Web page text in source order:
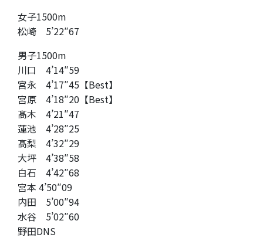
女子1500m
松崎 5’22″67
男子1500m
川口 4’14″59
宮永 4’17″45【Best】
宮原 4’18″20【Best】
髙木 4’21″47
蓮池 4’28″25
髙梨 4’32″29
大坪 4’38″58
白石 4’42″68
宮本 4’50″09
内田 5’00″94
水谷 5’02″60
野田DNS